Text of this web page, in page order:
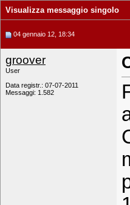
Visualizza messaggio singolo
04 gennaio 12, 18:34
groover
User
Data registr.: 07-07-2011
Messaggi: 1.582